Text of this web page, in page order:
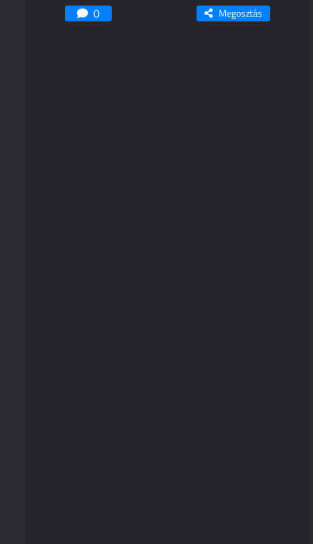
0 Megosztás